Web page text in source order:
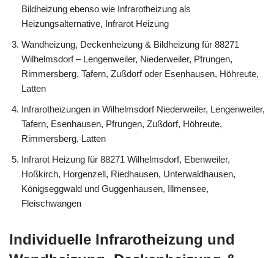
Bildheizung ebenso wie Infrarotheizung als
Heizungsalternative, Infrarot Heizung
Wandheizung, Deckenheizung & Bildheizung für 88271
Wilhelmsdorf – Lengenweiler, Niederweiler, Pfrungen,
Rimmersberg, Tafern, Zußdorf oder Esenhausen, Höhreute,
Latten
Infrarotheizungen in Wilhelmsdorf Niederweiler, Lengenweiler,
Tafern, Esenhausen, Pfrungen, Zußdorf, Höhreute,
Rimmersberg, Latten
Infrarot Heizung für 88271 Wilhelmsdorf, Ebenweiler,
Hoßkirch, Horgenzell, Riedhausen, Unterwaldhausen,
Königseggwald und Guggenhausen, Illmensee,
Fleischwangen
Individuelle Infrarotheizung und